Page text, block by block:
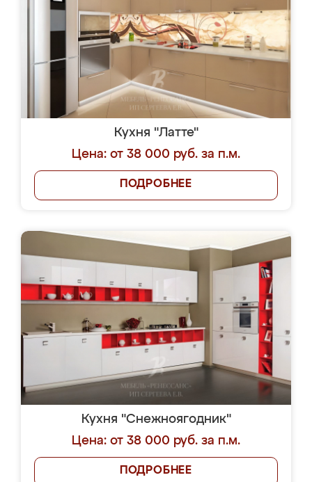
Кухня "Латте"
Цена: от 38 000 руб. за п.м.
ПОДРОБНЕЕ
Кухня "Снежноягодник"
Цена: от 38 000 руб. за п.м.
ПОДРОБНЕЕ